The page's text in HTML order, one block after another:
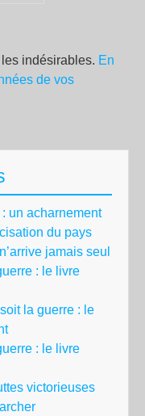
indésirables. En
de vos
un acharnement
du pays
jamais seul
: le livre
la guerre : le
: le livre
victorieuses